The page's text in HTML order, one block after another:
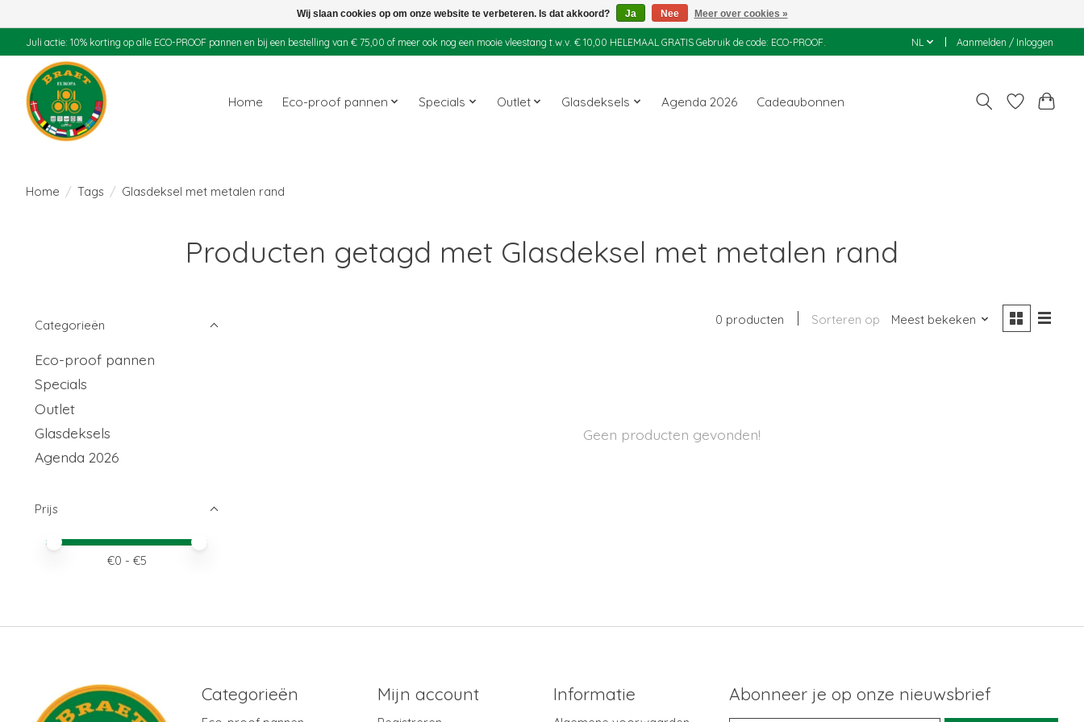
Juli actie: 10% korting op alle ECO-PROOF pannen en bij een bestelling van € 75,00 of meer ook nog een mooie vleestang t.w.v. € 10,00 HELEMAAL GRATIS Gebruik de code: ECO-PROOF. NL Aanmelden / Inloggen
Home Eco-proof pannen Specials Outlet Glasdeksels Agenda 2026 Cadeaubonnen
Home / Tags / Glasdeksel met metalen rand
Producten getagd met Glasdeksel met metalen rand
Categorieën
Eco-proof pannen
Specials
Outlet
Glasdeksels
Agenda 2026
Prijs
Minimale prijswaarde
Price maximum value
€0 - €5
0 producten Sorteren op Meest bekeken
Geen producten gevonden!
Categorieën Mijn account Informatie Abonneer je op onze nieuwsbrief
Wij slaan cookies op om onze website te verbeteren. Is dat akkoord? Ja Nee Meer over cookies »